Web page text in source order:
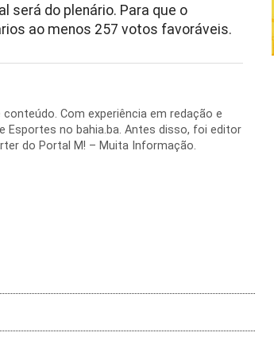
será do plenário. Para que o
ao menos 257 votos favoráveis.
Com experiência em redação e
Esportes no bahia.ba. Antes disso, foi editor
do Portal M! – Muita Informação.